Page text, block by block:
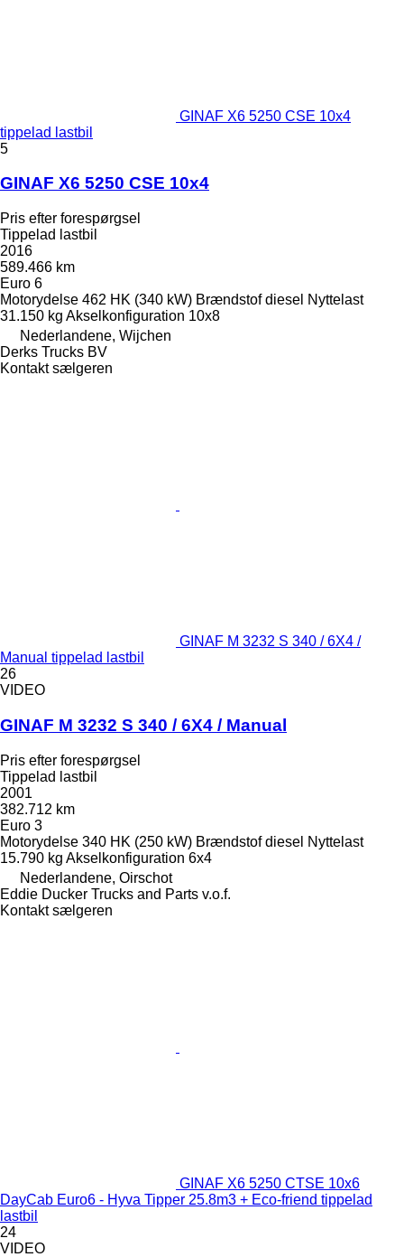
GINAF X6 5250 CSE 10x4
tippelad lastbil
5
GINAF X6 5250 CSE 10x4
Pris efter forespørgsel
Tippelad lastbil
2016
589.466 km
Euro 6
Motorydelse 462 HK (340 kW) Brændstof diesel Nyttelast
31.150 kg Akselkonfiguration 10x8
Nederlandene, Wijchen
Derks Trucks BV
Kontakt sælgeren
GINAF M 3232 S 340 / 6X4 /
Manual tippelad lastbil
26
VIDEO
GINAF M 3232 S 340 / 6X4 / Manual
Pris efter forespørgsel
Tippelad lastbil
2001
382.712 km
Euro 3
Motorydelse 340 HK (250 kW) Brændstof diesel Nyttelast
15.790 kg Akselkonfiguration 6x4
Nederlandene, Oirschot
Eddie Ducker Trucks and Parts v.o.f.
Kontakt sælgeren
GINAF X6 5250 CTSE 10x6
DayCab Euro6 - Hyva Tipper 25.8m3 + Eco-friend tippelad
lastbil
24
VIDEO